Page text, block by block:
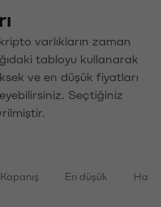
varlıkların zaman
tabloyu kullanarak
ve en düşük fiyatları
Seçtiğiniz
Kapanış En düşük